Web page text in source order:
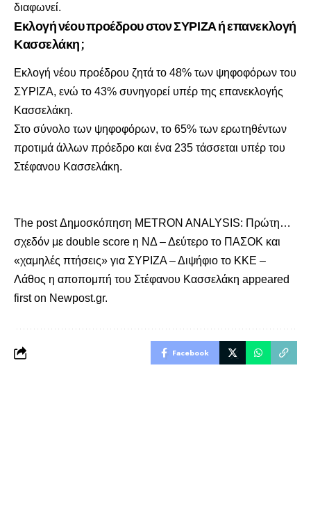
διαφωνεί.
Εκλογή νέου προέδρου στον ΣΥΡΙΖΑ ή επανεκλογή
Κασσελάκη;
Εκλογή νέου προέδρου ζητά το 48% των ψηφοφόρων του
ΣΥΡΙΖΑ, ενώ το 43% συνηγορεί υπέρ της επανεκλογής
Κασσελάκη.
Στο σύνολο των ψηφοφόρων, το 65% των ερωτηθέντων
προτιμά άλλων πρόεδρο και ένα 235 τάσσεται υπέρ του
Στέφανου Κασσελάκη.
The postΔημοσκόπηση METRON ANALYSIS: Πρώτη…
σχεδόν με double score η ΝΔ – Δεύτερο το ΠΑΣΟΚ και
«χαμηλές πτήσεις» για ΣΥΡΙΖΑ – Διψήφιο το ΚΚΕ –
Λάθος η αποπομπή του Στέφανου Κασσελάκη appeared
first on Newpost.gr.
Facebook